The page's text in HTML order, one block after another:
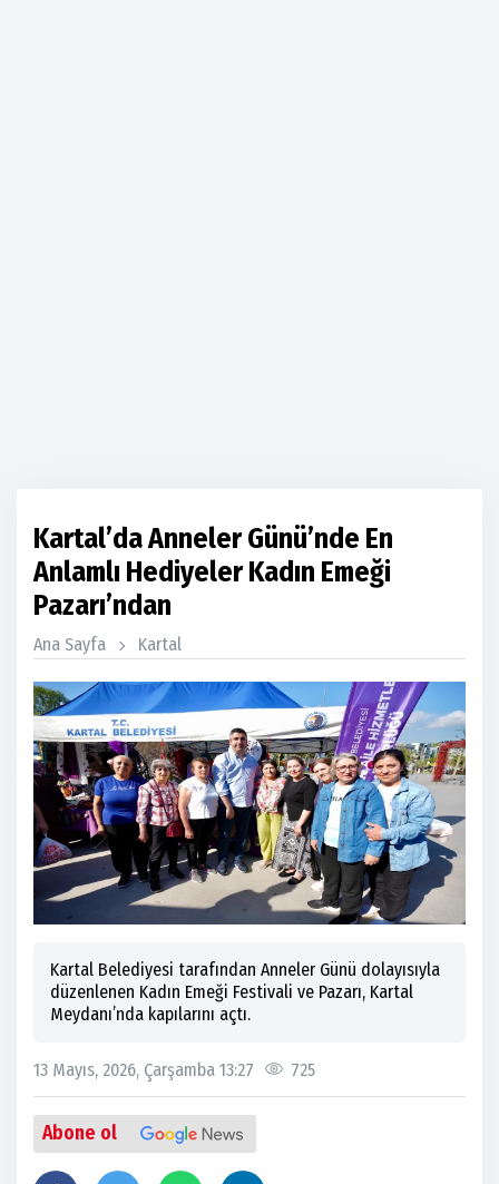
Kartal’da Anneler Günü’nde En
Anlamlı Hediyeler Kadın Emeği
Pazarı’ndan
Ana Sayfa Kartal
Kartal Belediyesi tarafından Anneler Günü dolayısıyla
düzenlenen Kadın Emeği Festivali ve Pazarı, Kartal
Meydanı’nda kapılarını açtı.
13 Mayıs, 2026, Çarşamba 13:27 725
Abone ol